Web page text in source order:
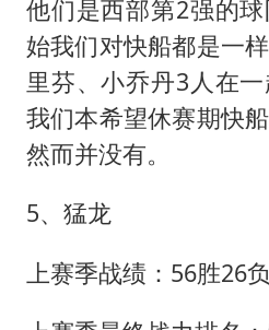
他们是西部第2强的
始我们对快船都是一
里芬、小乔丹3人在
我们本希望休赛期快
然而并没有。
5、猛龙
上赛季战绩：56胜26负